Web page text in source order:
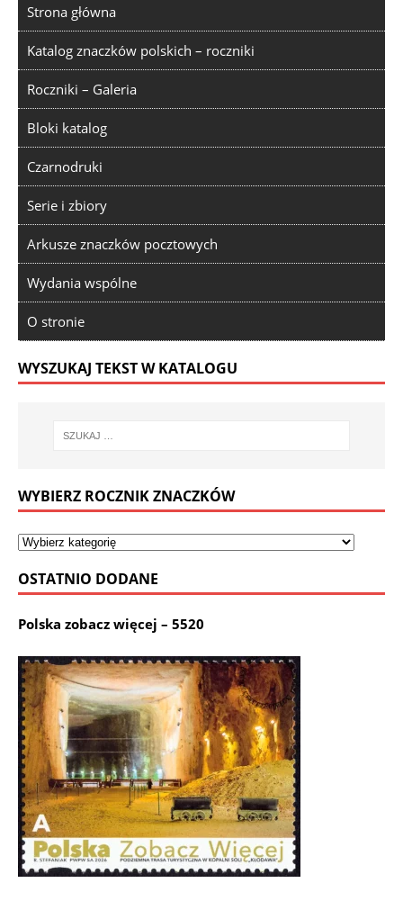
Strona główna
Katalog znaczków polskich – roczniki
Roczniki – Galeria
Bloki katalog
Czarnodruki
Serie i zbiory
Arkusze znaczków pocztowych
Wydania wspólne
O stronie
WYSZUKAJ TEKST W KATALOGU
WYBIERZ ROCZNIK ZNACZKÓW
OSTATNIO DODANE
Polska zobacz więcej – 5520